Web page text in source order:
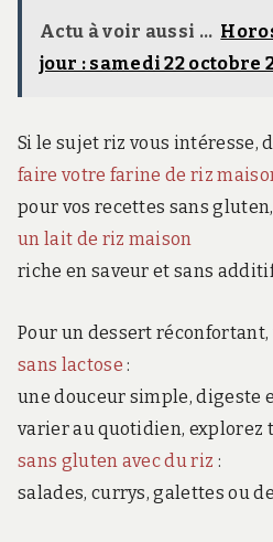
Actu à voir aussi ...
jour : samedi 22 octobre
Si le sujet riz vous intéresse,
faire votre farine de riz
pour vos recettes sans
un lait de riz maison
riche en saveur et sans
Pour un dessert
sans lactose :
une douceur simple, digeste
varier au quotidien, explorez
sans gluten avec du riz :
salades, currys, galettes ou